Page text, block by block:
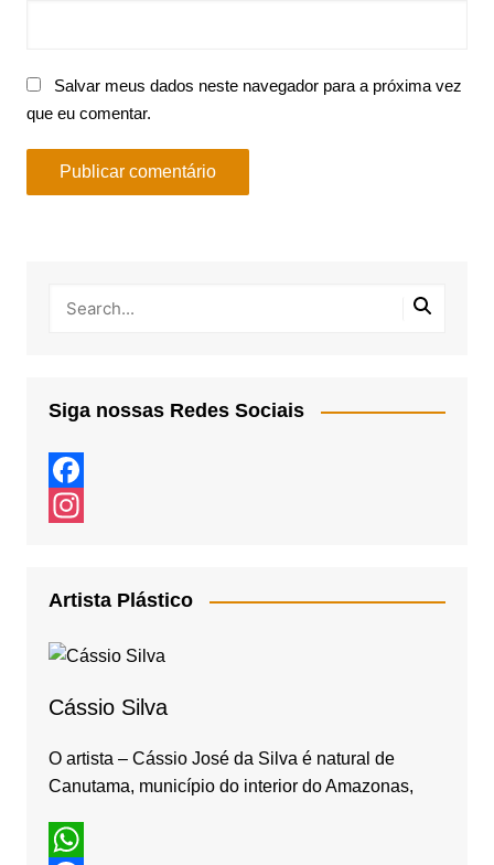
Salvar meus dados neste navegador para a próxima vez
que eu comentar.
Siga nossas Redes Sociais
F
e
b
o
k
s
t
g
r
a
m
Artista Plástico
Cássio Silva
O artista – Cássio José da Silva é natural de
Canutama, município do interior do Amazonas,